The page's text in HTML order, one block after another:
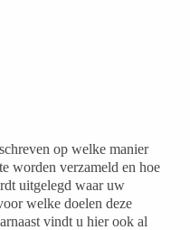
op welke manier
worden verzameld en hoe
uitgelegd waar uw
welke doelen deze
vindt u hier ook al